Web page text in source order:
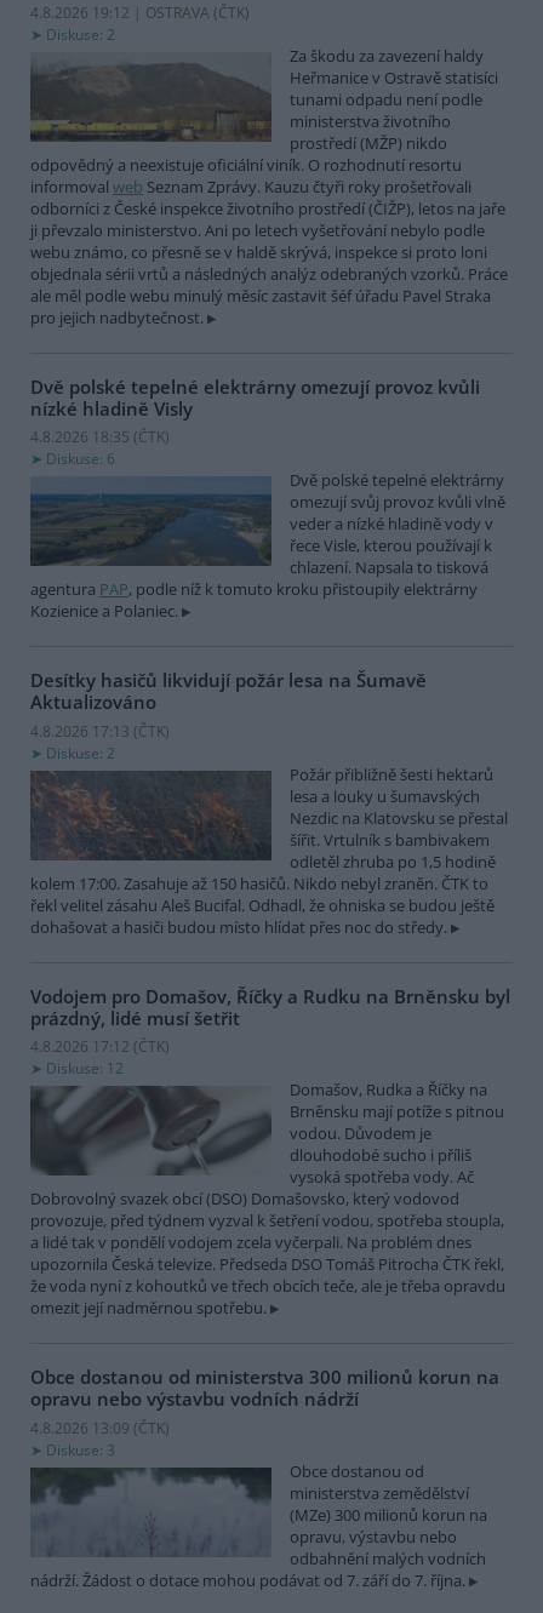
4.8.2026 19:12 | OSTRAVA (ČTK)
Diskuse: 2
Za škodu za zavezení haldy
Heřmanice v Ostravě statisíci
tunami odpadu není podle
ministerstva životního
prostředí (MŽP) nikdo
odpovědný a neexistuje oficiální viník. O rozhodnutí resortu
informoval web Seznam Zprávy. Kauzu čtyři roky prošetřovali
odborníci z České inspekce životního prostředí (ČIŽP), letos na jaře
ji převzalo ministerstvo. Ani po letech vyšetřování nebylo podle
webu známo, co přesně se v haldě skrývá, inspekce si proto loni
objednala sérii vrtů a následných analýz odebraných vzorků. Práce
ale měl podle webu minulý měsíc zastavit šéf úřadu Pavel Straka
pro jejich nadbytečnost.
Dvě polské tepelné elektrárny omezují provoz kvůli
nízké hladině Visly
4.8.2026 18:35 (ČTK)
Diskuse: 6
Dvě polské tepelné elektrárny
omezují svůj provoz kvůli vlně
veder a nízké hladině vody v
řece Visle, kterou používají k
chlazení. Napsala to tisková
agentura PAP, podle níž k tomuto kroku přistoupily elektrárny
Kozienice a Polaniec.
Desítky hasičů likvidují požár lesa na Šumavě
Aktualizováno
4.8.2026 17:13 (ČTK)
Diskuse: 2
Požár přibližně šesti hektarů
lesa a louky u šumavských
Nezdic na Klatovsku se přestal
šířit. Vrtulník s bambivakem
odletěl zhruba po 1,5 hodině
kolem 17:00. Zasahuje až 150 hasičů. Nikdo nebyl zraněn. ČTK to
řekl velitel zásahu Aleš Bucifal. Odhadl, že ohniska se budou ještě
dohašovat a hasiči budou místo hlídat přes noc do středy.
Vodojem pro Domašov, Říčky a Rudku na Brněnsku byl
prázdný, lidé musí šetřit
4.8.2026 17:12 (ČTK)
Diskuse: 12
Domašov, Rudka a Říčky na
Brněnsku mají potíže s pitnou
vodou. Důvodem je
dlouhodobé sucho i příliš
vysoká spotřeba vody. Ač
Dobrovolný svazek obcí (DSO) Domašovsko, který vodovod
provozuje, před týdnem vyzval k šetření vodou, spotřeba stoupla,
a lidé tak v pondělí vodojem zcela vyčerpali. Na problém dnes
upozornila Česká televize. Předseda DSO Tomáš Pitrocha ČTK řekl,
že voda nyní z kohoutků ve třech obcích teče, ale je třeba opravdu
omezit její nadměrnou spotřebu.
Obce dostanou od ministerstva 300 milionů korun na
opravu nebo výstavbu vodních nádrží
4.8.2026 13:09 (ČTK)
Diskuse: 3
Obce dostanou od
ministerstva zemědělství
(MZe) 300 milionů korun na
opravu, výstavbu nebo
odbahnění malých vodních
nádrží. Žádost o dotace mohou podávat od 7. září do 7. října.